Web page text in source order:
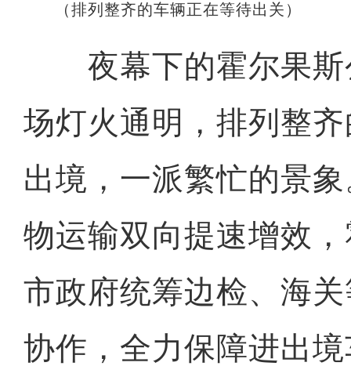
（排列整齐的车辆正在等待出关）
夜幕下的霍尔果斯
场灯火通明，排列整
出境，一派繁忙的景
物运输双向提速增效
市政府统筹边检、海
协作，全力保障进出